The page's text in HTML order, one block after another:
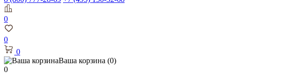
0
0
0
Ваша корзина (0)
0